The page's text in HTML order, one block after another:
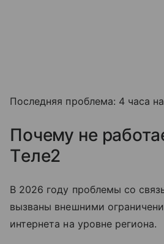
Последняя проблема: 4 часа
Почему не
Tеле2
В 2026 году проблемы со
вызваны внешними
интернета на уровне региона.